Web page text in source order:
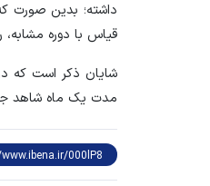
قیاس با دوره مشابه، رشد ۷.۳ همتی را
مدت یک ماه شاهد جهش ۴.۸ همتی رقم درآمد تسهیلات